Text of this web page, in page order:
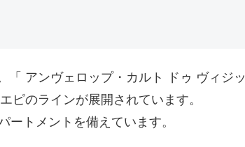
「 アンヴェロップ・カルト ドゥ ヴィジッ
ピのラインが展開されています。
トメントを備えています。